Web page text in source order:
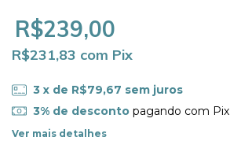
R$239,00
R$231,83 com Pix
3 x de R$79,67 sem juros
3% de descontopagando com Pix
Ver mais detalhes